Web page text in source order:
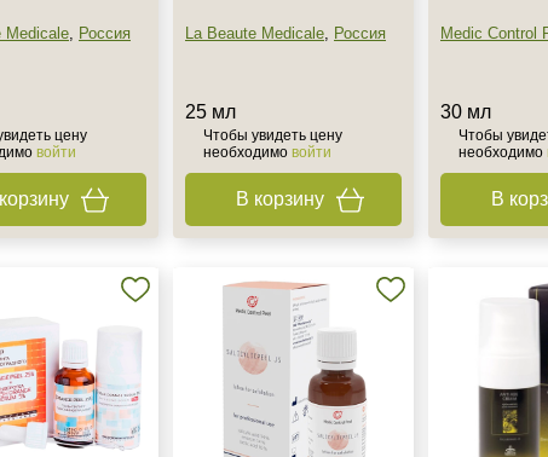
Medicale, Россия
цену
войти
La Beaute Medicale, Россия
25 мл
Чтобы увидеть цену
необходимо войти
В корзину
Medic Control
30 мл
Чтобы
необходимо
В